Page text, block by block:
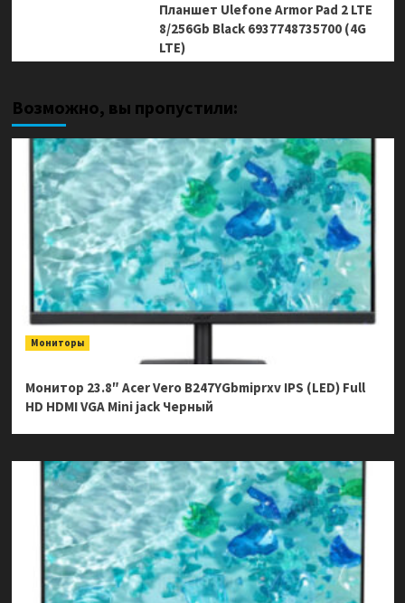
Планшет Ulefone Armor Pad 2 LTE
8/256Gb Black 6937748735700 (4G
LTE)
Возможно, вы пропустили:
Мониторы
Монитор 23.8″ Acer Vero B247YGbmiprxv IPS (LED) Full
HD HDMI VGA Mini jack Черный